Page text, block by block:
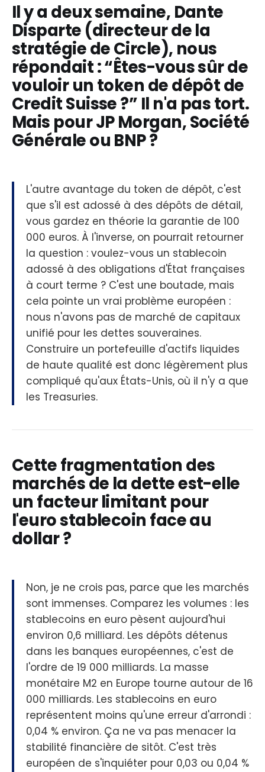
Il y a deux semaine, Dante
Disparte (directeur de la
stratégie de Circle), nous
répondait : “Êtes-vous sûr de
vouloir un token de dépôt de
Credit Suisse ?” Il n'a pas tort.
Mais pour JP Morgan, Société
Générale ou BNP ?
L'autre avantage du token de dépôt, c'est
que s'il est adossé à des dépôts de détail,
vous gardez en théorie la garantie de 100
000 euros. À l'inverse, on pourrait retourner
la question : voulez-vous un stablecoin
adossé à des obligations d'État françaises
à court terme ? C'est une boutade, mais
cela pointe un vrai problème européen :
nous n'avons pas de marché de capitaux
unifié pour les dettes souveraines.
Construire un portefeuille d'actifs liquides
de haute qualité est donc légèrement plus
compliqué qu'aux États-Unis, où il n'y a que
les Treasuries.
Cette fragmentation des
marchés de la dette est-elle
un facteur limitant pour
l'euro stablecoin face au
dollar ?
Non, je ne crois pas, parce que les marchés
sont immenses. Comparez les volumes : les
stablecoins en euro pèsent aujourd'hui
environ 0,6 milliard. Les dépôts détenus
dans les banques européennes, c'est de
l'ordre de 19 000 milliards. La masse
monétaire M2 en Europe tourne autour de 16
000 milliards. Les stablecoins en euro
représentent moins qu'une erreur d'arrondi :
0,04 % environ. Ça ne va pas menacer la
stabilité financière de sitôt. C'est très
européen de s'inquiéter pour 0,03 ou 0,04 %